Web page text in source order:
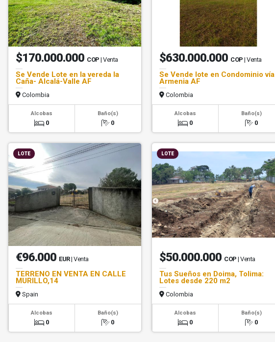
$170.000.000 COP | Venta
Se Vende Lote en la vereda la
Caña- Alcalá-Valle AF
Colombia
Alcobas
0
Baño(s)
0
$630.000.000 COP | Venta
Se Vende lote en Condominio vía
Armenia AF
Colombia
Alcobas
0
Baño(s)
0
LOTE
€96.000 EUR| Venta
TERRENO EN VENTA EN CALLE
MURILLO,14
Spain
Alcobas
0
Baño(s)
0
LOTE
$50.000.000 COP | Venta
Tus Sueños en Doima, Tolima:
Lotes desde 220 m2
Colombia
Alcobas
0
Baño(s)
0